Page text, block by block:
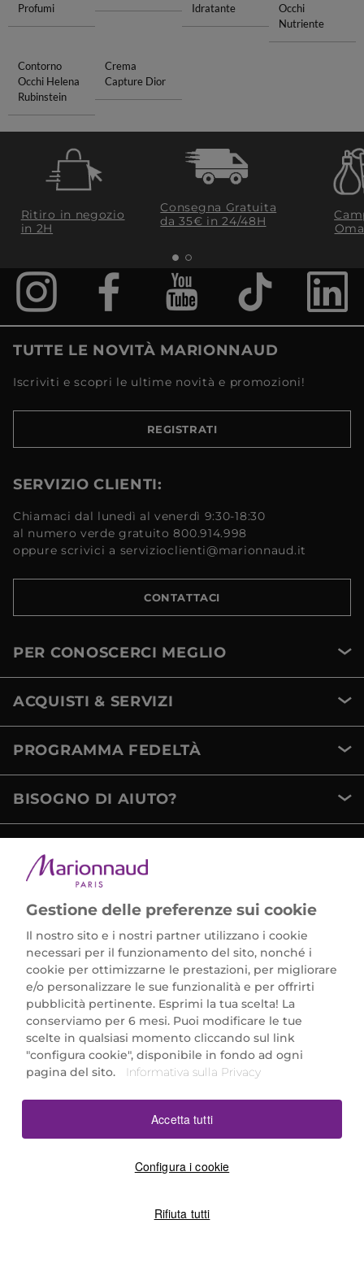
Profumi
Idratante
Occhi
Nutriente
Contorno
Occhi Helena
Rubinstein
Crema
Capture Dior
Ritiro in negozio
in 2H
Consegna Gratuita
da 35€​ in 24/48H
TUTTE LE NOVITÀ MARIONNAUD
Iscriviti e scopri le ultime novità e promozioni!
REGISTRATI
SERVIZIO CLIENTI:
Chiamaci dal lunedì al venerdì 9:30-18:30
al numero verde gratuito 800.914.998
oppure scrivici a servizioclienti@marionnaud.it
CONTATTACI
PER CONOSCERCI MEGLIO
ACQUISTI & SERVIZI
PROGRAMMA FEDELTÀ
BISOGNO DI AIUTO?
Marionnaud Parfumeries Italia S.r.l.
Largo Fiera Milano 5, 20017 Rho (MI)
REA Milano 1650024 con P.IVA 13425220152.
SCARICA LA NOSTRA APP
Gestione delle preferenze sui cookie
Il nostro sito e i nostri partner utilizzano i cookie
necessari per il funzionamento del sito, nonché i
cookie per ottimizzarne le prestazioni, per migliorare
e/o personalizzare le sue funzionalità e per offrirti
pubblicità pertinente. Esprimi la tua scelta! La
conserviamo per 6 mesi. Puoi modificare le tue
scelte in qualsiasi momento cliccando sul link
"configura cookie", disponibile in fondo ad ogni
pagina del sito.
Informativa sulla Privacy
Configura i cookie
Rifiuta tutti
Accetta tutti